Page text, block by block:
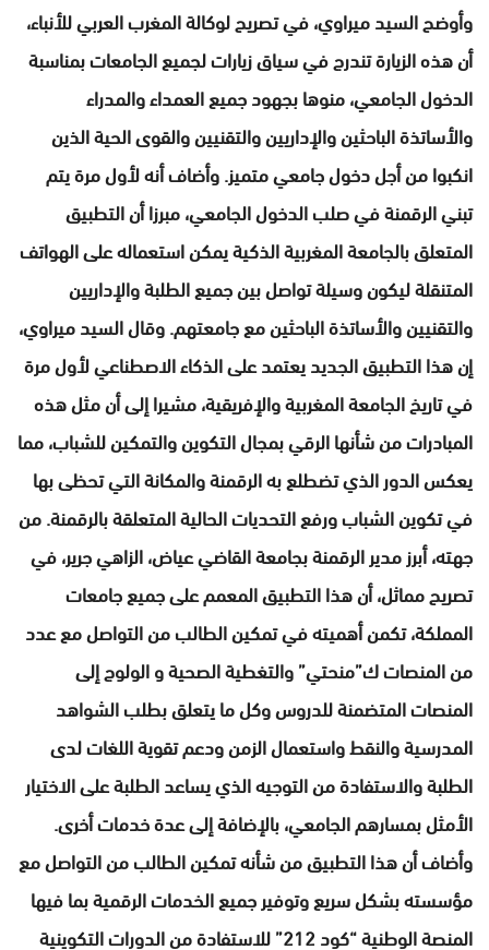
وأوضح السيد ميراوي، في تصريح لوكالة المغرب العربي للأنباء،
أن هذه الزيارة تندرج في سياق زيارات لجميع الجامعات بمناسبة
الدخول الجامعي، منوها بجهود جميع العمداء والمدراء
والأساتذة الباحثين والإداريين والتقنيين والقوى الحية الذين
انكبوا من أجل دخول جامعي متميز. وأضاف أنه لأول مرة يتم
تبني الرقمنة في صلب الدخول الجامعي، مبرزا أن التطبيق
المتعلق بالجامعة المغربية الذكية يمكن استعماله على الهواتف
المتنقلة ليكون وسيلة تواصل بين جميع الطلبة والإداريين
والتقنيين والأساتذة الباحثين مع جامعتهم. وقال السيد ميراوي،
إن هذا التطبيق الجديد يعتمد على الذكاء الاصطناعي لأول مرة
في تاريخ الجامعة المغربية والإفريقية، مشيرا إلى أن مثل هذه
المبادرات من شأنها الرقي بمجال التكوين والتمكين للشباب، مما
يعكس الدور الذي تضطلع به الرقمنة والمكانة التي تحظى بها
في تكوين الشباب ورفع التحديات الحالية المتعلقة بالرقمنة. من
جهته، أبرز مدير الرقمنة بجامعة القاضي عياض، الزاهي جرير، في
تصريح مماثل، أن هذا التطبيق المعمم على جميع جامعات
المملكة، تكمن أهميته في تمكين الطالب من التواصل مع عدد
من المنصات ك”منحتي” والتغطية الصحية و الولوج إلى
المنصات المتضمنة للدروس وكل ما يتعلق بطلب الشواهد
المدرسية والنقط واستعمال الزمن ودعم تقوية اللغات لدى
الطلبة والاستفادة من التوجيه الذي يساعد الطلبة على الاختيار
الأمثل بمسارهم الجامعي، بالإضافة إلى عدة خدمات أخرى.
وأضاف أن هذا التطبيق من شأنه تمكين الطالب من التواصل مع
مؤسسته بشكل سريع وتوفير جميع الخدمات الرقمية بما فيها
المنصة الوطنية “كود 212” للاستفادة من الدورات التكوينية